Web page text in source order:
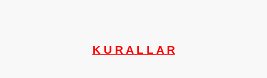
K U R A L L A R